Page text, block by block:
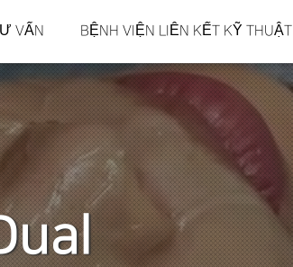
VẤN BỆNH VIỆN LIÊN KẾT KỸ THUẬT